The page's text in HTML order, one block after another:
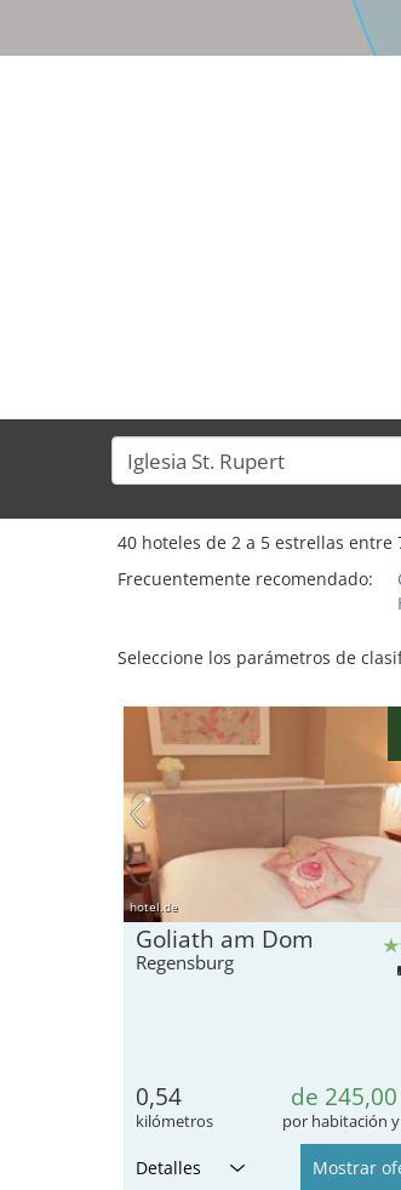
40 hoteles de 2 a 5 estrellas entre
Frecuentemente recomendado:
Seleccione los parámetros de
hotel.de
Goliath am Dom
Regensburg
0,54
kilómetros
de 245,00
por habitación
Detalles Mostrar